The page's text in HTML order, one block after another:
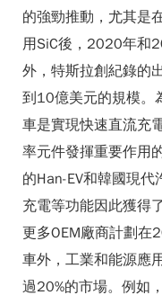
的強勁推動，尤其是
用SiC後，2020年和
外，特斯拉創紀錄的
到10億美元的規模。
車是實現快速直流充
率元件發揮重要作用
的Han-EV和韓國現
充電等功能因此獲得
更多OEM廠商計劃在
車外，工業和能源應
過20%的市場。例如